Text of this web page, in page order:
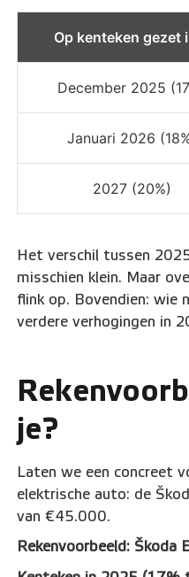
Op kenteken gezet
December 2025
Januari 2026
2027 (20%)
Het verschil tussen
misschien klein. Maar
flink op. Bovendien: wie
verdere verhogingen in
je?
Laten we een concreet
elektrische auto: de
van €45.000.
Rekenvoorbeeld: